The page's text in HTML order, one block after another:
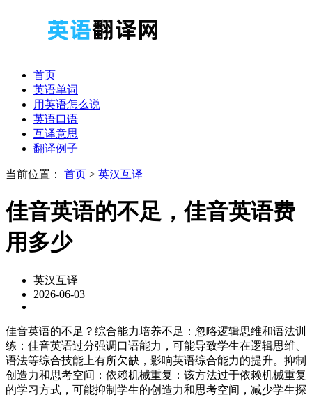
首页
英语单词
用英语怎么说
英语口语
互译意思
翻译例子
当前位置： 首页 > 英汉互译
佳音英语的不足，佳音英语费
用多少
英汉互译
2026-06-03
佳音英语的不足？综合能力培养不足：忽略逻辑思维和语法训
练：佳音英语过分强调口语能力，可能导致学生在逻辑思维、
语法等综合技能上有所欠缺，影响英语综合能力的提升。抑制
创造力和思考空间：依赖机械重复：该方法过于依赖机械重复
的学习方式，可能抑制学生的创造力和思考空间，减少学生探